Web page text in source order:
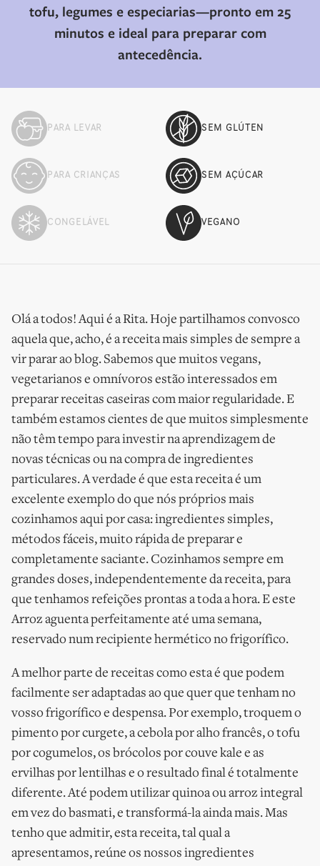
tofu, legumes e especiarias—pronto em 25
minutos e ideal para preparar com
antecedência.
PARA LEVAR SEM GLÚTEN
PARA CRIANÇAS SEM AÇÚCAR
CONGELÁVEL VEGANO
Olá a todos! Aqui é a Rita. Hoje partilhamos convosco
aquela que, acho, é a receita mais simples de sempre a
vir parar ao blog. Sabemos que muitos vegans,
vegetarianos e omnívoros estão interessados em
preparar receitas caseiras com maior regularidade. E
também estamos cientes de que muitos simplesmente
não têm tempo para investir na aprendizagem de
novas técnicas ou na compra de ingredientes
particulares. A verdade é que esta receita é um
excelente exemplo do que nós próprios mais
cozinhamos aqui por casa: ingredientes simples,
métodos fáceis, muito rápida de preparar e
completamente saciante. Cozinhamos sempre em
grandes doses, independentemente da receita, para
que tenhamos refeições prontas a toda a hora. E este
Arroz aguenta perfeitamente até uma semana,
reservado num recipiente hermético no frigorífico.
A melhor parte de receitas como esta é que podem
facilmente ser adaptadas ao que quer que tenham no
vosso frigorífico e despensa. Por exemplo, troquem o
pimento por curgete, a cebola por alho francês, o tofu
por cogumelos, os brócolos por couve kale e as
ervilhas por lentilhas e o resultado final é totalmente
diferente. Até podem utilizar quinoa ou arroz integral
em vez do basmati, e transformá-la ainda mais. Mas
tenho que admitir, esta receita, tal qual a
apresentamos, reúne os nossos ingredientes